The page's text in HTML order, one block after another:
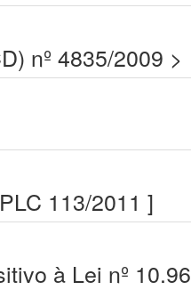
nº 4835/2009
113/2011 ]
à Lei nº